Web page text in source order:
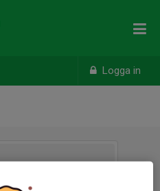
Logga in